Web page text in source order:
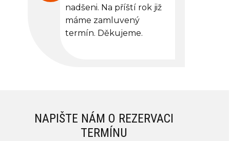
nadšeni. Na příští rok již
máme zamluvený
termín. Děkujeme.
NAPIŠTE NÁM O REZERVACI
TERMÍNU